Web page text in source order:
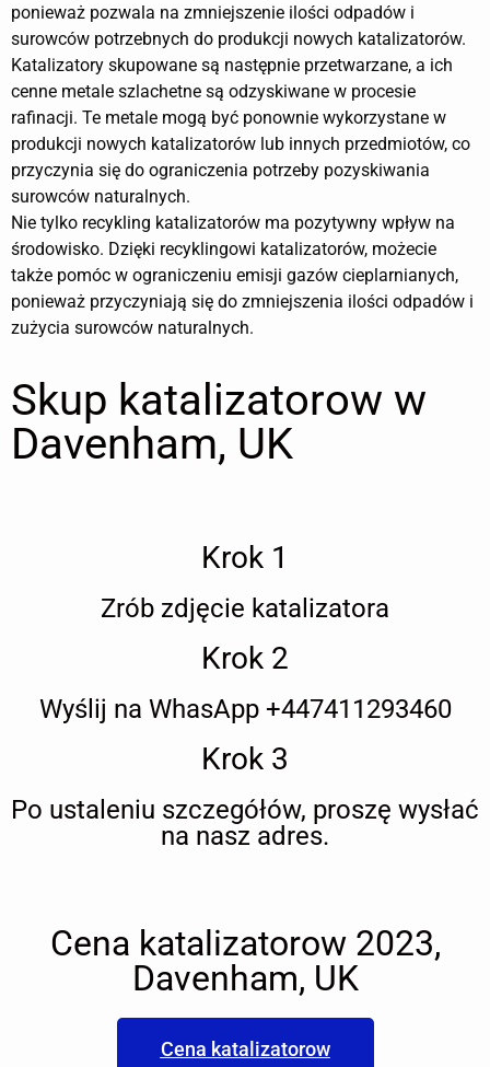
ponieważ pozwala na zmniejszenie ilości odpadów i
surowców potrzebnych do produkcji nowych katalizatorów.
Katalizatory skupowane są następnie przetwarzane, a ich
cenne metale szlachetne są odzyskiwane w procesie
rafinacji. Te metale mogą być ponownie wykorzystane w
produkcji nowych katalizatorów lub innych przedmiotów, co
przyczynia się do ograniczenia potrzeby pozyskiwania
surowców naturalnych.
Nie tylko recykling katalizatorów ma pozytywny wpływ na
środowisko. Dzięki recyklingowi katalizatorów, możecie
także pomóc w ograniczeniu emisji gazów cieplarnianych,
ponieważ przyczyniają się do zmniejszenia ilości odpadów i
zużycia surowców naturalnych.
Skup katalizatorow w
Davenham, UK
Krok 1
Zrób zdjęcie katalizatora
Krok 2
Wyślij na WhasApp +447411293460
Krok 3
Po ustaleniu szczegółów, proszę wysłać
na nasz adres.
Cena katalizatorow 2023,
Davenham, UK
Cena katalizatorow